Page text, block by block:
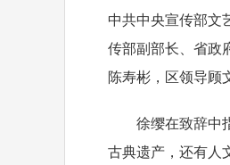
中共中央宣传部文
传部副部长、省政
陈寿彬，区领导顾
徐缨在致辞中指
古典遗产，还有人